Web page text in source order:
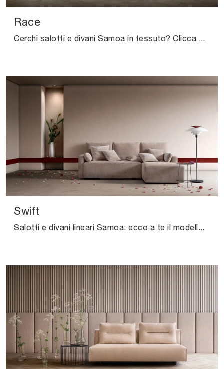
Race
Cerchi salotti e divani Samoa in tessuto? Clicca e scopri di più sul modello Race per spazi design.
Swift
Salotti e divani lineari Samoa: ecco a te il modello Swift in tessuto per impreziosire il soggiorno.